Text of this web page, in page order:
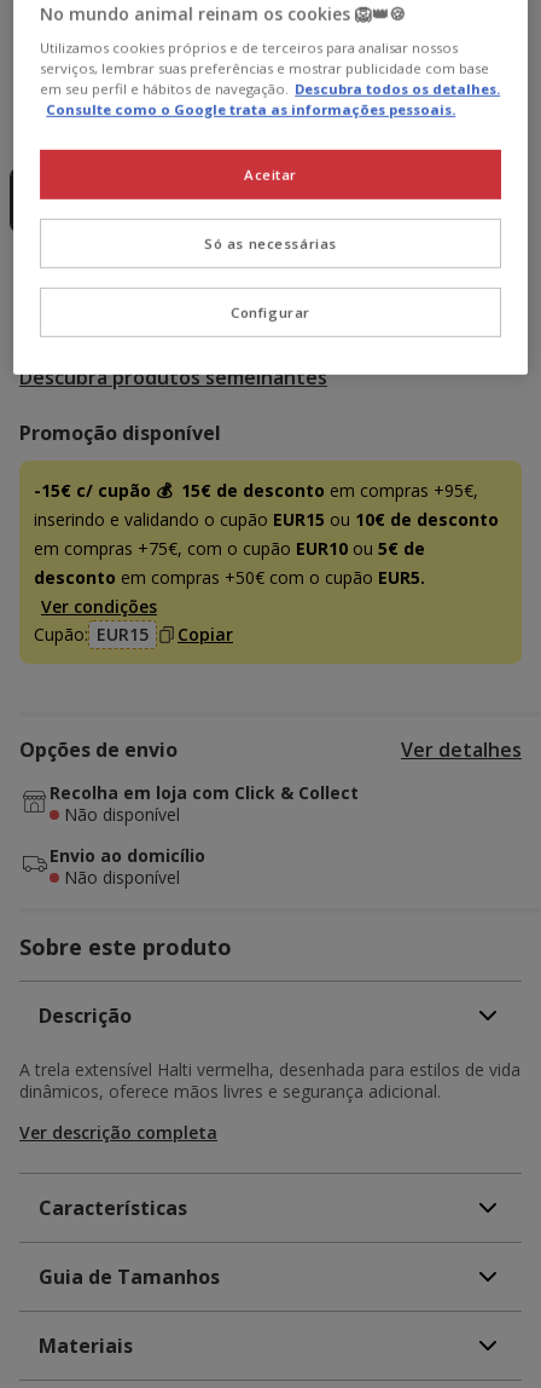
Guia de tamanhos
Sem Stock
Promoção disponível
-15€ c/ cupão 💰 15€ de desconto em compras +95€,
inserindo e validando o cupão EUR15 ou 10€ de desconto
em compras +75€, com o cupão EUR10 ou 5€ de
desconto em compras +50€ com o cupão EUR5.
Ver condições
Cupão: EUR15 Copiar
Preço 21.59€
21.59€
Temporariamente sem stock
Descubra produtos semelhantes
Opções de envio Ver detalhes
Recolha em loja com Click & Collect
Não disponível
Envio ao domicílio
Não disponível
Sobre este produto
Descrição
A trela extensível Halti vermelha, desenhada para estilos de vida
dinâmicos, oferece mãos livres e segurança adicional.
Ver descrição completa
Características
Guia de Tamanhos
Materiais
No mundo animal reinam os cookies 🦁👑🍪
Utilizamos cookies próprios e de terceiros para analisar nossos
serviços, lembrar suas preferências e mostrar publicidade com base
em seu perfil e hábitos de navegação. Descubra todos os detalhes.
Consulte como o Google trata as informações pessoais.
Só as necessárias
Aceitar
Configurar